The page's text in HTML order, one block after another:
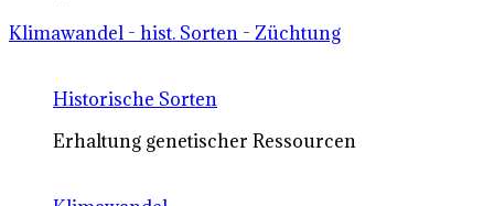
Klimawandel - hist. Sorten - Züchtung
Historische Sorten
Erhaltung genetischer Ressourcen